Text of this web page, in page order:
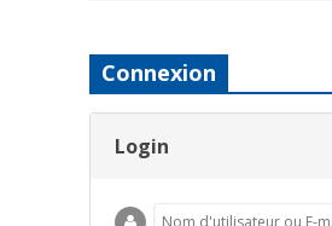
Connexion
Login